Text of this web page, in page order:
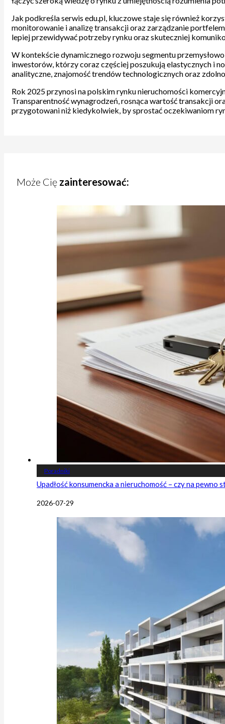
Jak podkreśla serwis edu.pl, kluczowe staje się również
monitorowanie i analizę transakcji oraz zarządzanie
lepiej przewidywać potrzeby rynku oraz skuteczniej
W kontekście dynamicznego rozwoju segmentu
inwestorów, którzy coraz częściej poszukują elastycznych i
analityczne, znajomość trendów technologicznych oraz
Rok 2025 przynosi na polskim rynku nieruchomości
Transparentność wynagrodzeń, rosnąca wartość transakcji
przygotowani niż kiedykolwiek, by sprostać oczekiwaniom
Może Cię zainteresować:
Poradniki
Upadłość konsumencka a nieruchomość – czy na pewno
2026-07-29